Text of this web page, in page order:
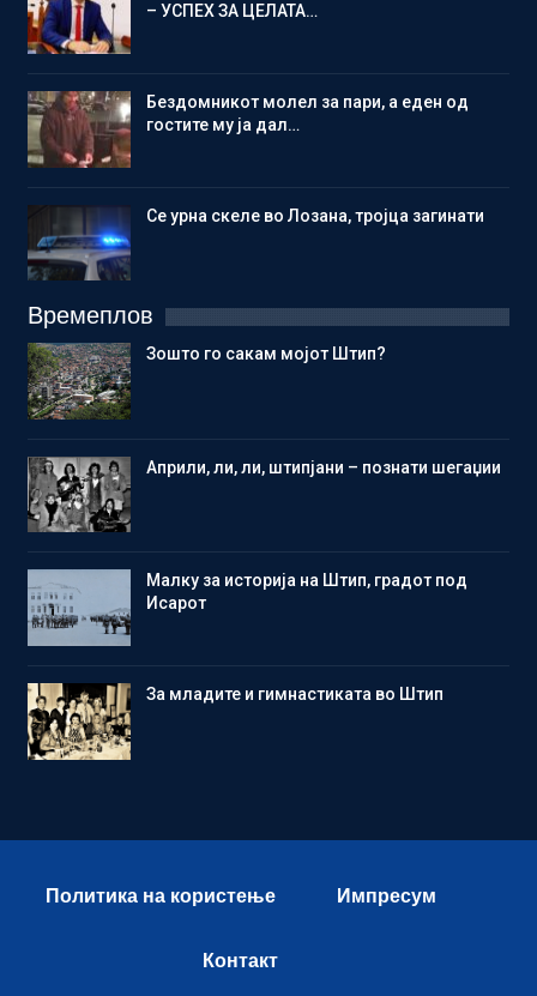
– УСПЕХ ЗА ЦЕЛАТА…
Бездомникот молел за пари, а еден од
гостите му ја дал…
Се урна скеле во Лозана, тројца загинати
Времеплов
Зошто го сакам мојот Штип?
Aприли, ли, ли, штипјани – познати шегаџии
Малку за историја на Штип, градот под
Исарот
Зa младите и гимнастиката во Штип
Политика на користење Импресум
Контакт